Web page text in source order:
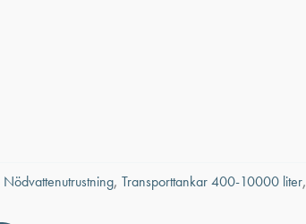
Nödvattenutrustning, Transporttankar 400-10000 liter,